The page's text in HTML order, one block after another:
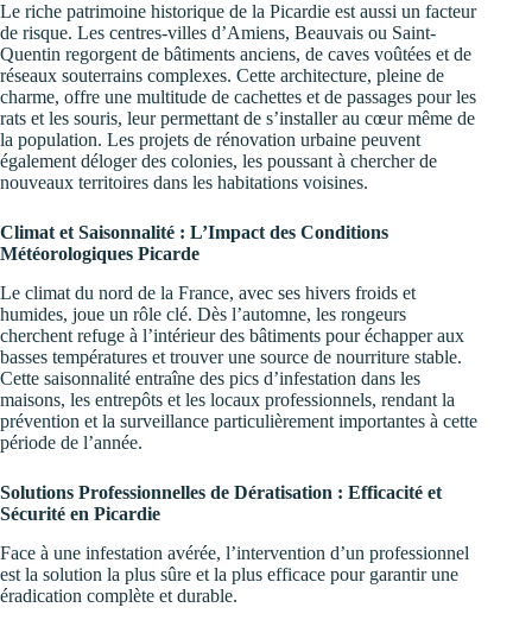
Le riche patrimoine historique de la Picardie est aussi un facteur
de risque. Les centres-villes d’Amiens, Beauvais ou Saint-
Quentin regorgent de bâtiments anciens, de caves voûtées et de
réseaux souterrains complexes. Cette architecture, pleine de
charme, offre une multitude de cachettes et de passages pour les
rats et les souris, leur permettant de s’installer au cœur même de
la population. Les projets de rénovation urbaine peuvent
également déloger des colonies, les poussant à chercher de
nouveaux territoires dans les habitations voisines.
Climat et Saisonnalité : L’Impact des Conditions
Météorologiques Picarde
Le climat du nord de la France, avec ses hivers froids et
humides, joue un rôle clé. Dès l’automne, les rongeurs
cherchent refuge à l’intérieur des bâtiments pour échapper aux
basses températures et trouver une source de nourriture stable.
Cette saisonnalité entraîne des pics d’infestation dans les
maisons, les entrepôts et les locaux professionnels, rendant la
prévention et la surveillance particulièrement importantes à cette
période de l’année.
Solutions Professionnelles de Dératisation : Efficacité et
Sécurité en Picardie
Face à une infestation avérée, l’intervention d’un professionnel
est la solution la plus sûre et la plus efficace pour garantir une
éradication complète et durable.